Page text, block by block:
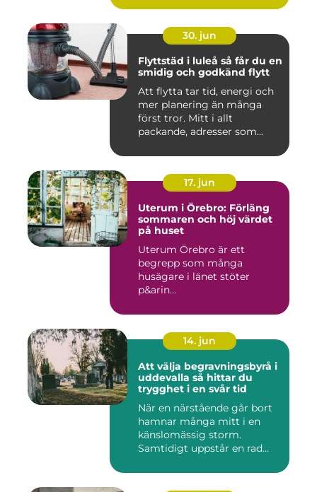
30. jun
Flyttstäd i luleå så får du en
smidig och godkänd flytt
Att flytta tar tid, energi och
mer planering än många
först tror. Mitt i allt
packande, adresser som...
17. jun
Uterum i Örebro: Förläng
sommaren och höj värdet
på huset
Uterum Örebro är ett
begrepp som många
husägare i länet stöter
p&arin...
14. jun
Att välja begravningsbyrå i
uddevalla så hittar du
trygghet i en svår tid
När en närstående går bort
hamnar många mitt i en
känslomässig storm.
Samtidigt uppstår en rad